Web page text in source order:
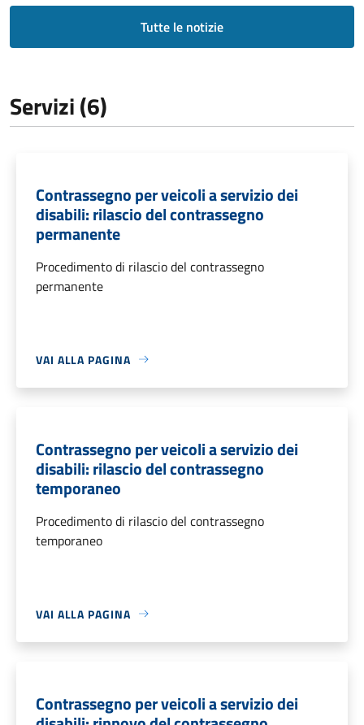
Tutte le notizie
Servizi (6)
Contrassegno per veicoli a servizio dei
disabili: rilascio del contrassegno
permanente
Procedimento di rilascio del contrassegno
permanente
VAI ALLA PAGINA
Contrassegno per veicoli a servizio dei
disabili: rilascio del contrassegno
temporaneo
Procedimento di rilascio del contrassegno
temporaneo
VAI ALLA PAGINA
Contrassegno per veicoli a servizio dei